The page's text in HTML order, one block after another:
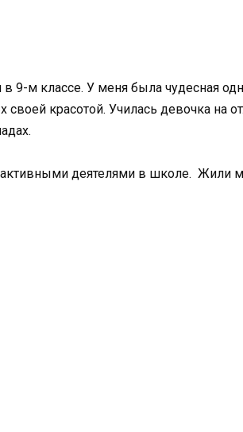
в 9-м классе. У меня была чудесная
своей красотой. Училась девочка на
деятелями в школе. Жили